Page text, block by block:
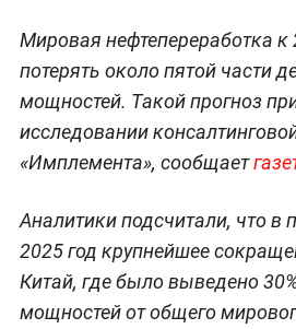
Мировая нефтепереработка к
потерять около пятой части
мощностей. Такой прогноз
исследовании
«Имплемента», сообщает
Аналитики подсчитали, что в
2025 год крупнейшее
Китай, где было выведено
мощностей от общего